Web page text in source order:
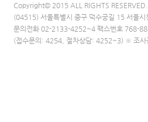
Copyright© 2015 ALL RIGHTS RESERVED.
(04515) 서울특별시 중구 덕수궁길 15 서울
문의전화 02-2133-4252~4 팩스번호 768-
(접수문의: 4254, 절차상담: 4252~3) ※ 조사